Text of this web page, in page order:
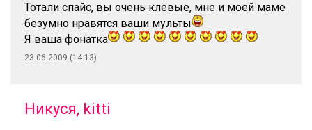
Тотали спайс, вы очень клёвые, мне и моей маме
безумно нравятся ваши мульты
Я ваша фонатка
23.06.2009 (14:13)
Никуся, kitti